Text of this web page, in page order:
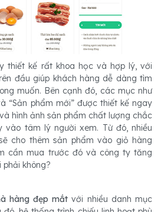
thiết kế rất khoa học và hợp lý, với
đầu giúp khách hàng dễ dàng tìm
muốn. Bên cạnh đó, các mục như
“Sản phẩm mới” được thiết kế ngay
hình ảnh sản phẩm chất lượng chắc
vào tâm lý người xem. Từ đó, nhiều
cho thêm sản phẩm vào giỏ hàng
cần mua trước đó và công ty tăng
không?
hàng đẹp mắtvới nhiều danh mục